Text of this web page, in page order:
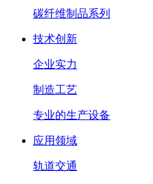
碳纤维制品系列
技术创新
企业实力
制造工艺
专业的生产设备
应用领域
轨道交通